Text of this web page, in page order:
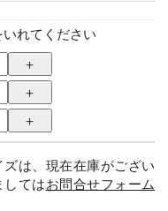
れてください
は、現在在庫がござい
してはお問合せフォーム